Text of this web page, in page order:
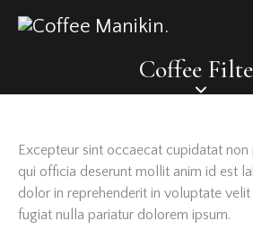
Coffee
Excepteur sint occaecat cupidatat
qui officia deserunt mollit anim id est
dolor in reprehenderit in voluptate
fugiat nulla pariatur dolorem ipsum.